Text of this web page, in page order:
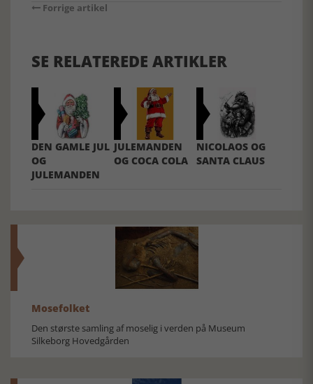
Forrige artikel
SE RELATEREDE ARTIKLER
DEN GAMLE JUL
OG
JULEMANDEN
JULEMANDEN
OG COCA COLA
NICOLAOS OG
SANTA CLAUS
Mosefolket
Den største samling af moselig i verden på Museum
Silkeborg Hovedgården